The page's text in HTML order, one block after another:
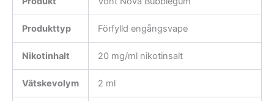
Produkttyp Förfylld engångsvape
Nikotinhalt 20 mg/ml nikotinsalt
Vätskevolym 2 ml